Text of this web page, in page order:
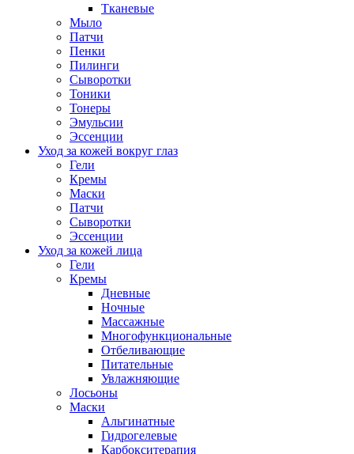
Тканевые
Мыло
Патчи
Пенки
Пилинги
Сыворотки
Тоники
Тонеры
Эмульсии
Эссенции
Уход за кожей вокруг глаз
Гели
Кремы
Маски
Патчи
Сыворотки
Эссенции
Уход за кожей лица
Гели
Кремы
Дневные
Ночные
Массажные
Многофункциональные
Отбеливающие
Питательные
Увлажняющие
Лосьоны
Маски
Альгинатные
Гидрогелевые
Карбокситерапия